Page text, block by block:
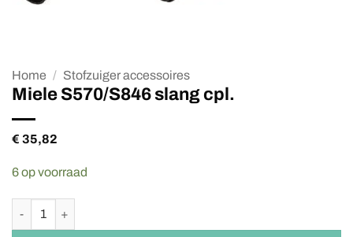
Home / Stofzuiger accessoires
Miele S570/S846 slang cpl.
€ 35,82
6 op voorraad